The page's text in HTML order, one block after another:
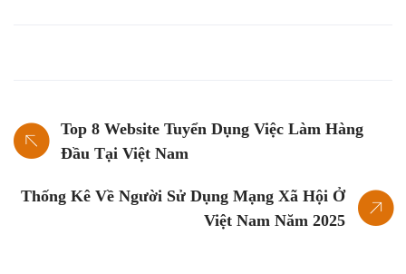
Top 8 Website Tuyển Dụng Việc Làm Hàng
Đầu Tại Việt Nam
Thống Kê Về Người Sử Dụng Mạng Xã Hội Ở
Việt Nam Năm 2025